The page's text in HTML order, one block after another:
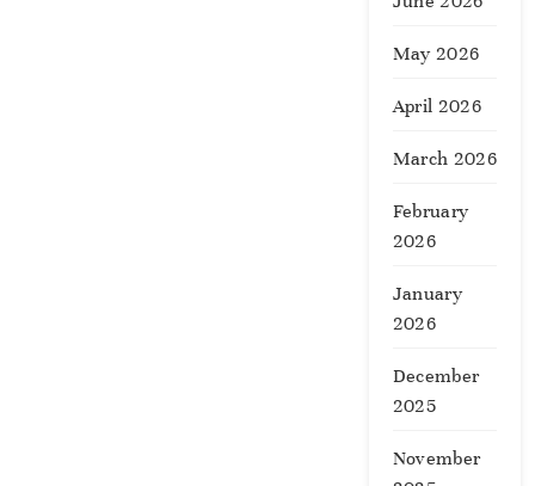
May 2026
April 2026
March 2026
February
2026
January
2026
December
2025
November